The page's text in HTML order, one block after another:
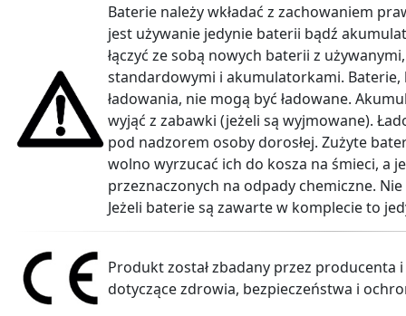
Baterie należy wkładać z zachowaniem
jest używanie jedynie baterii bądź
łączyć ze sobą nowych baterii z
standardowymi i akumulatorkami.
ładowania, nie mogą być ładowane.
wyjąć z zabawki (jeżeli są wyjmowane).
pod nadzorem osoby dorosłej. Zużyte
wolno wyrzucać ich do kosza na śmieci, a
przeznaczonych na odpady chemiczne.
Jeżeli baterie są zawarte w komplecie to
Produkt został zbadany przez producenta
dotyczące zdrowia, bezpieczeństwa i